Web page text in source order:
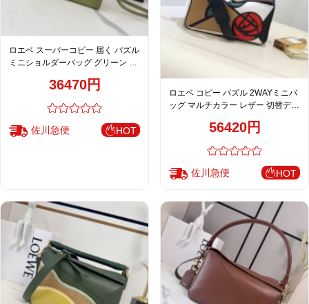
ロエベ スーパーコピー 届く パズル
ミニショルダーバッグ グリーン 激
36470円
佐川急便 HOT
ロエベ コピー パズル 2WAYミニバ
ッグ マルチカラー レザー 切替デザ
56420円
佐川急便 HOT